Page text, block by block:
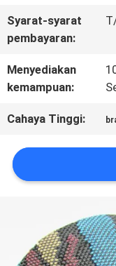
SEMUA
KASUS
VR
SHOW
KEBIJAKAN
Syarat-syarat
pembayaran:
Menyediakan
kemampuan:
Cahaya Tinggi: